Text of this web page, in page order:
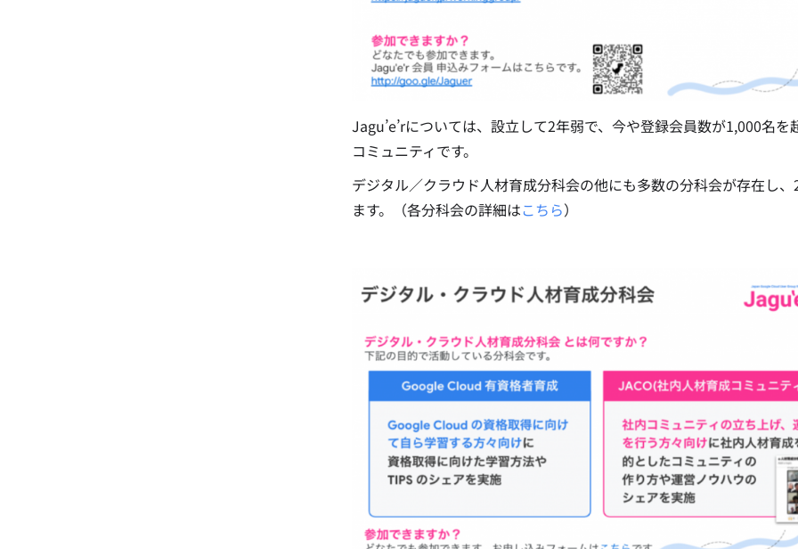
Jagu’e’rについては、設立して2年弱で、今や登録会員数が1,000名
コミュニティです。
デジタル／クラウド人材育成分科会の他にも多数の分科会が存在し
ます。（各分科会の詳細はこちら）